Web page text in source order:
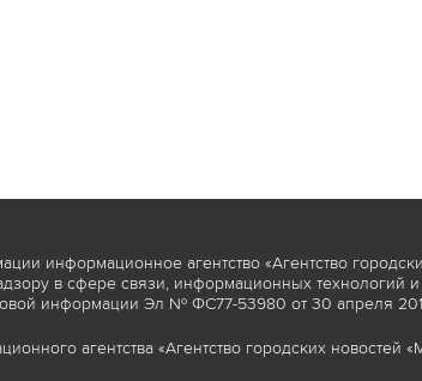
информационное агентство «Агентство
в сфере связи, информационных технологий
информации Эл № ФС77-53980 от 30 апреля
агентства «Агентство городских новостей